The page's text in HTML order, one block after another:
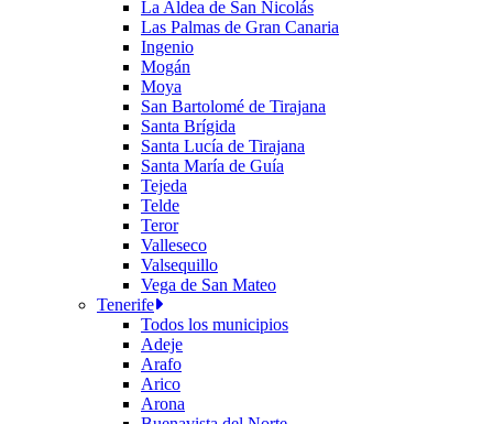
La Aldea de San Nicolás
Las Palmas de Gran Canaria
Ingenio
Mogán
Moya
San Bartolomé de Tirajana
Santa Brígida
Santa Lucía de Tirajana
Santa María de Guía
Tejeda
Telde
Teror
Valleseco
Valsequillo
Vega de San Mateo
Tenerife
Todos los municipios
Adeje
Arafo
Arico
Arona